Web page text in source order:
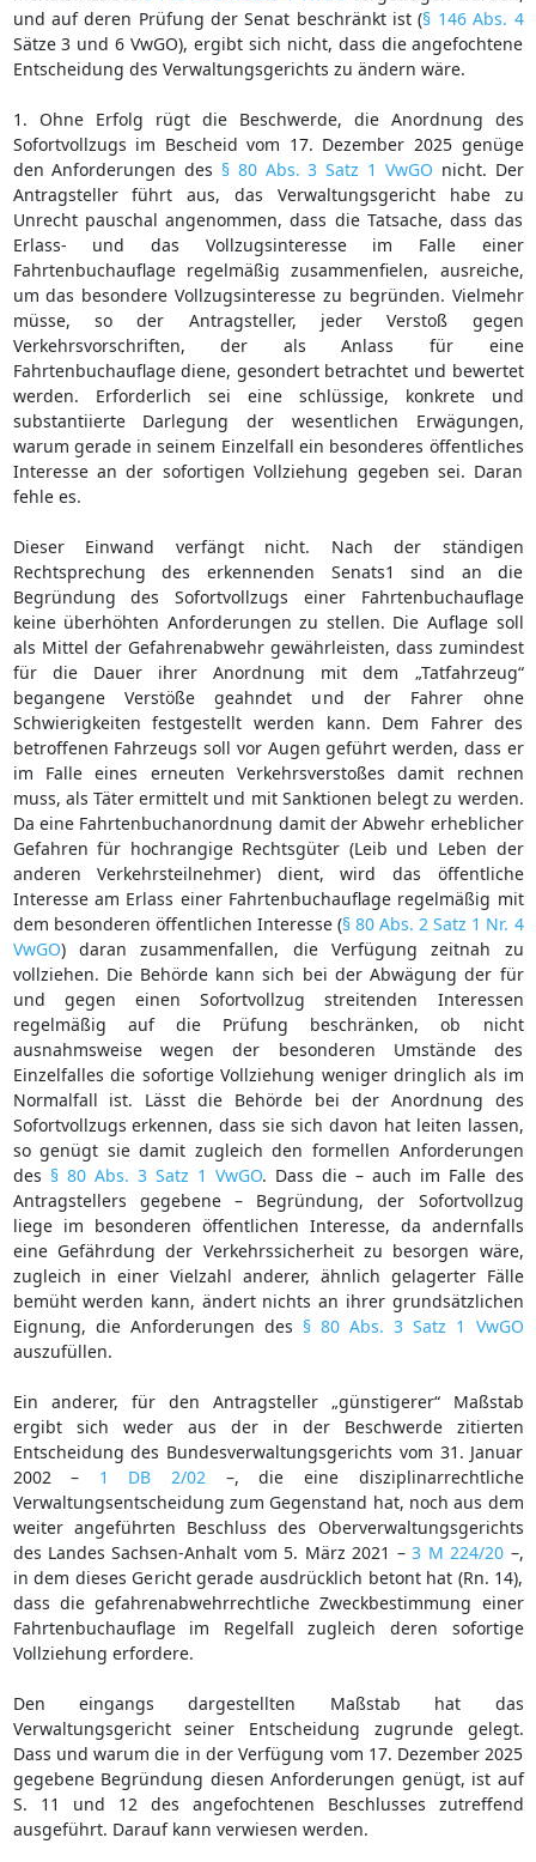
und auf deren Prüfung der Senat beschränkt ist (§ 146 Abs. 4
Sätze 3 und 6 VwGO), ergibt sich nicht, dass die angefochtene
Entscheidung des Verwaltungsgerichts zu ändern wäre.
1. Ohne Erfolg rügt die Beschwerde, die Anordnung des
Sofortvollzugs im Bescheid vom 17. Dezember 2025 genüge
den Anforderungen des § 80 Abs. 3 Satz 1 VwGO nicht. Der
Antragsteller führt aus, das Verwaltungsgericht habe zu
Unrecht pauschal angenommen, dass die Tatsache, dass das
Erlass- und das Vollzugsinteresse im Falle einer
Fahrtenbuchauflage regelmäßig zusammenfielen, ausreiche,
um das besondere Vollzugsinteresse zu begründen. Vielmehr
müsse, so der Antragsteller, jeder Verstoß gegen
Verkehrsvorschriften, der als Anlass für eine
Fahrtenbuchauflage diene, gesondert betrachtet und bewertet
werden. Erforderlich sei eine schlüssige, konkrete und
substantiierte Darlegung der wesentlichen Erwägungen,
warum gerade in seinem Einzelfall ein besonderes öffentliches
Interesse an der sofortigen Vollziehung gegeben sei. Daran
fehle es.
Dieser Einwand verfängt nicht. Nach der ständigen
Rechtsprechung des erkennenden Senats1 sind an die
Begründung des Sofortvollzugs einer Fahrtenbuchauflage
keine überhöhten Anforderungen zu stellen. Die Auflage soll
als Mittel der Gefahrenabwehr gewährleisten, dass zumindest
für die Dauer ihrer Anordnung mit dem „Tatfahrzeug“
begangene Verstöße geahndet und der Fahrer ohne
Schwierigkeiten festgestellt werden kann. Dem Fahrer des
betroffenen Fahrzeugs soll vor Augen geführt werden, dass er
im Falle eines erneuten Verkehrsverstoßes damit rechnen
muss, als Täter ermittelt und mit Sanktionen belegt zu werden.
Da eine Fahrtenbuchanordnung damit der Abwehr erheblicher
Gefahren für hochrangige Rechtsgüter (Leib und Leben der
anderen Verkehrsteilnehmer) dient, wird das öffentliche
Interesse am Erlass einer Fahrtenbuchauflage regelmäßig mit
dem besonderen öffentlichen Interesse (§ 80 Abs. 2 Satz 1 Nr. 4
VwGO) daran zusammenfallen, die Verfügung zeitnah zu
vollziehen. Die Behörde kann sich bei der Abwägung der für
und gegen einen Sofortvollzug streitenden Interessen
regelmäßig auf die Prüfung beschränken, ob nicht
ausnahmsweise wegen der besonderen Umstände des
Einzelfalles die sofortige Vollziehung weniger dringlich als im
Normalfall ist. Lässt die Behörde bei der Anordnung des
Sofortvollzugs erkennen, dass sie sich davon hat leiten lassen,
so genügt sie damit zugleich den formellen Anforderungen
des § 80 Abs. 3 Satz 1 VwGO. Dass die – auch im Falle des
Antragstellers gegebene – Begründung, der Sofortvollzug
liege im besonderen öffentlichen Interesse, da andernfalls
eine Gefährdung der Verkehrssicherheit zu besorgen wäre,
zugleich in einer Vielzahl anderer, ähnlich gelagerter Fälle
bemüht werden kann, ändert nichts an ihrer grundsätzlichen
Eignung, die Anforderungen des § 80 Abs. 3 Satz 1 VwGO
auszufüllen.
Ein anderer, für den Antragsteller „günstigerer“ Maßstab
ergibt sich weder aus der in der Beschwerde zitierten
Entscheidung des Bundesverwaltungsgerichts vom 31. Januar
2002 – 1 DB 2/02 –, die eine disziplinarrechtliche
Verwaltungsentscheidung zum Gegenstand hat, noch aus dem
weiter angeführten Beschluss des Oberverwaltungsgerichts
des Landes Sachsen-Anhalt vom 5. März 2021 –3 M 224/20 –,
in dem dieses Gericht gerade ausdrücklich betont hat (Rn. 14),
dass die gefahrenabwehrrechtliche Zweckbestimmung einer
Fahrtenbuchauflage im Regelfall zugleich deren sofortige
Vollziehung erfordere.
Den eingangs dargestellten Maßstab hat das
Verwaltungsgericht seiner Entscheidung zugrunde gelegt.
Dass und warum die in der Verfügung vom 17. Dezember 2025
gegebene Begründung diesen Anforderungen genügt, ist auf
S. 11 und 12 des angefochtenen Beschlusses zutreffend
ausgeführt. Darauf kann verwiesen werden.